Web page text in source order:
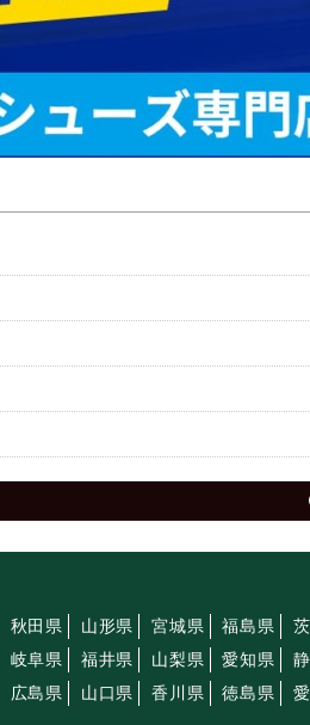
秋田県 山形県 宮城県 福島県
岐阜県 福井県 山梨県 愛知県
広島県 山口県 香川県 徳島県